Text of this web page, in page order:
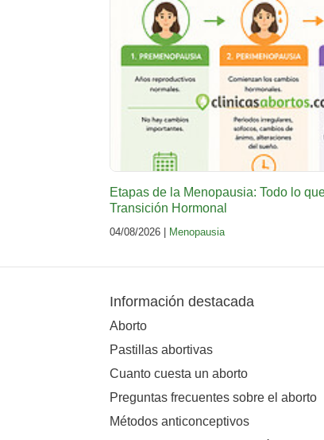
Etapas de la Menopausia: Todo lo
Transición Hormonal
04/08/2026 | Menopausia
Información destacada
Aborto
Pastillas abortivas
Cuanto cuesta un aborto
Preguntas frecuentes sobre el aborto
Métodos anticonceptivos